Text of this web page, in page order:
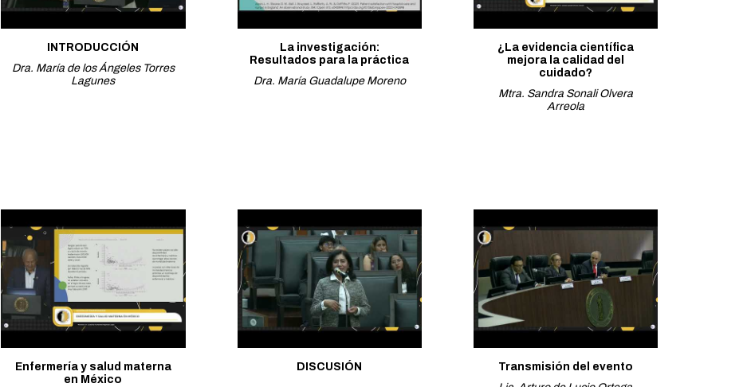
INTRODUCCIÓN
Dra. María de los Ángeles Torres
Lagunes
La investigación:
Resultados para la práctica
Dra. María Guadalupe Moreno
¿La evidencia científica
mejora la calidad del
cuidado?
Mtra. Sandra Sonali Olvera
Arreola
Enfermería y salud materna
en México
DISCUSIÓN
Transmisión del evento